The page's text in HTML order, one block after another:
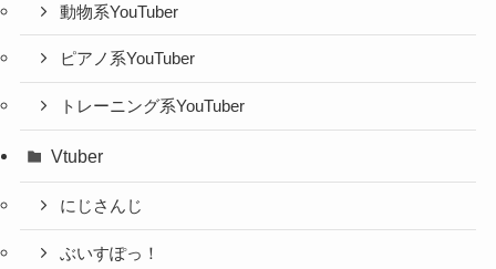
動物系YouTuber
ピアノ系YouTuber
トレーニング系YouTuber
Vtuber
にじさんじ
ぶいすぽっ！